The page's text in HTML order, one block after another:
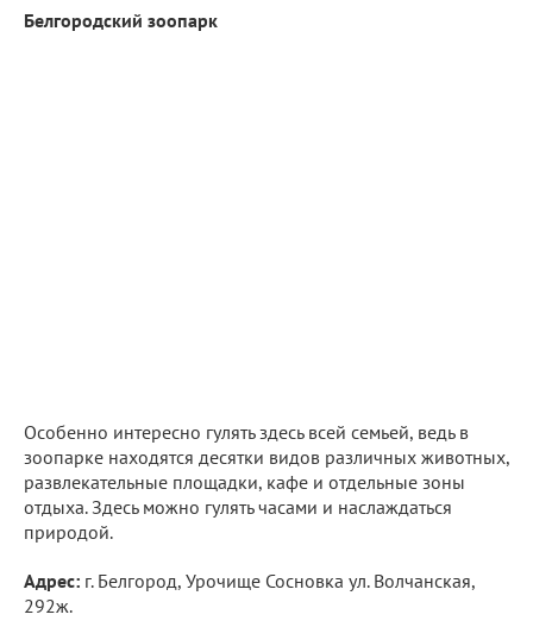
Белгородский зоопарк
Особенно интересно гулять здесь всей семьей, ведь в
зоопарке находятся десятки видов различных животных,
развлекательные площадки, кафе и отдельные зоны
отдыха. Здесь можно гулять часами и наслаждаться
природой.
Адрес: г. Белгород, Урочище Сосновка ул. Волчанская,
292ж.